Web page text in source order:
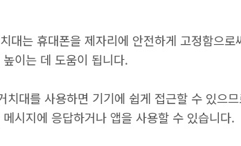
대는 휴대폰을 제자리에 안전하게 고정함으
이는 데 도움이 됩니다.
치대를 사용하면 기기에 쉽게 접근할 수 있으
시지에 응답하거나 앱을 사용할 수 있습니다.